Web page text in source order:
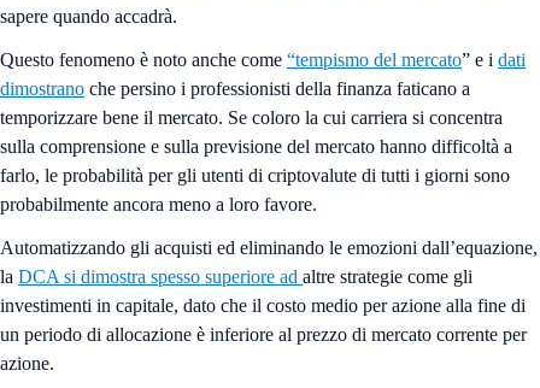
sapere quando accadrà.
Questo fenomeno è noto anche come “tempismo del mercato” e i dati
dimostrano che persino i professionisti della finanza faticano a
temporizzare bene il mercato. Se coloro la cui carriera si concentra
sulla comprensione e sulla previsione del mercato hanno difficoltà a
farlo, le probabilità per gli utenti di criptovalute di tutti i giorni sono
probabilmente ancora meno a loro favore.
Automatizzando gli acquisti ed eliminando le emozioni dall’equazione,
la DCA si dimostra spesso superiore ad altre strategie come gli
investimenti in capitale, dato che il costo medio per azione alla fine di
un periodo di allocazione è inferiore al prezzo di mercato corrente per
azione.